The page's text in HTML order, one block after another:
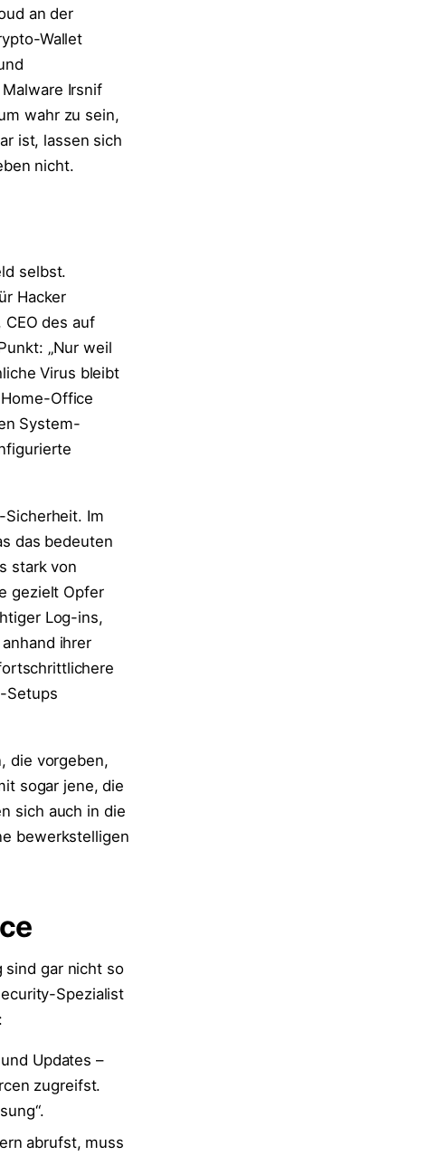
an der
Wallet
Irsnif
wahr zu sein,
ist, lassen sich
nicht.
selbst.
Hacker
des auf
„Nur weil
Virus bleibt
Office
System-
Im
das bedeuten
stark von
gezielt Opfer
Log-ins,
ihrer
Setups
die vorgeben,
sogar jene, die
sich auch in die
bewerkstelligen
sind gar nicht so
Spezialist
Updates –
zugreifst.
abrufst, muss